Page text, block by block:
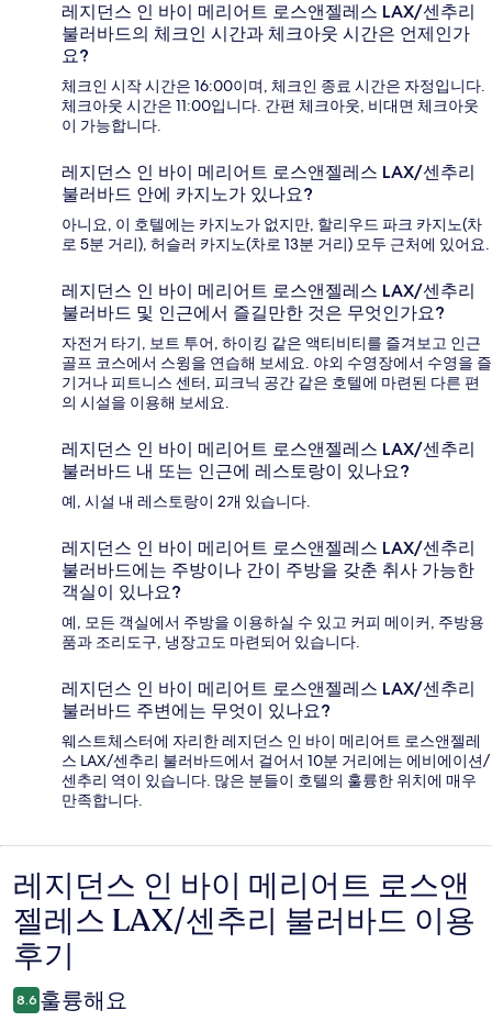
레지던스 인 바이 메리어트 로스앤젤레스 LAX/센추리
불러바드의 체크인 시간과 체크아웃 시간은 언제인가
요?
체크인 시작 시간은 16:00이며, 체크인 종료 시간은 자정입니다.
체크아웃 시간은 11:00입니다. 간편 체크아웃, 비대면 체크아웃
이 가능합니다.
레지던스 인 바이 메리어트 로스앤젤레스 LAX/센추리
불러바드 안에 카지노가 있나요?
아니요, 이 호텔에는 카지노가 없지만, 할리우드 파크 카지노(차
로 5분 거리), 허슬러 카지노(차로 13분 거리) 모두 근처에 있어요.
레지던스 인 바이 메리어트 로스앤젤레스 LAX/센추리
불러바드 및 인근에서 즐길만한 것은 무엇인가요?
자전거 타기, 보트 투어, 하이킹 같은 액티비티를 즐겨보고 인근
골프 코스에서 스윙을 연습해 보세요. 야외 수영장에서 수영을 즐
기거나 피트니스 센터, 피크닉 공간 같은 호텔에 마련된 다른 편
의 시설을 이용해 보세요.
레지던스 인 바이 메리어트 로스앤젤레스 LAX/센추리
불러바드 내 또는 인근에 레스토랑이 있나요?
예, 시설 내 레스토랑이 2개 있습니다.
레지던스 인 바이 메리어트 로스앤젤레스 LAX/센추리
불러바드에는 주방이나 간이 주방을 갖춘 취사 가능한
객실이 있나요?
예, 모든 객실에서 주방을 이용하실 수 있고 커피 메이커, 주방용
품과 조리도구, 냉장고도 마련되어 있습니다.
레지던스 인 바이 메리어트 로스앤젤레스 LAX/센추리
불러바드 주변에는 무엇이 있나요?
웨스트체스터에 자리한 레지던스 인 바이 메리어트 로스앤젤레
스 LAX/센추리 불러바드에서 걸어서 10분 거리에는 에비에이션/
센추리 역이 있습니다. 많은 분들이 호텔의 훌륭한 위치에 매우
만족합니다.
이
용
후
기
레지던스 인 바이 메리어트 로스앤
젤레스 LAX/센추리 불러바드 이용
후기
8.6 훌륭해요